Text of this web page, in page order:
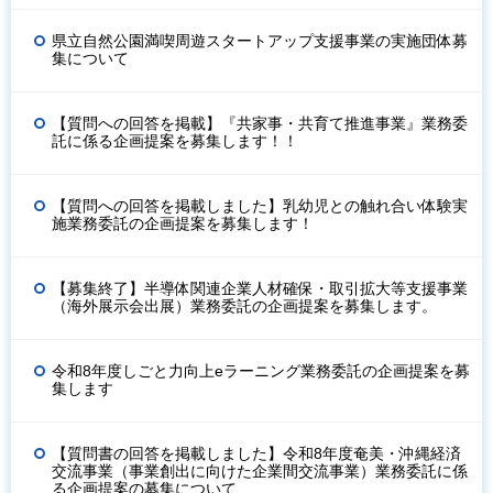
県立自然公園満喫周遊スタートアップ支援事業の実施団体募
集について
【質問への回答を掲載】『共家事・共育て推進事業』業務委
託に係る企画提案を募集します！！
【質問への回答を掲載しました】乳幼児との触れ合い体験実
施業務委託の企画提案を募集します！
【募集終了】半導体関連企業人材確保・取引拡大等支援事業
（海外展示会出展）業務委託の企画提案を募集します。
令和8年度しごと力向上eラーニング業務委託の企画提案を募
集します
【質問書の回答を掲載しました】令和8年度奄美・沖縄経済
交流事業（事業創出に向けた企業間交流事業）業務委託に係
る企画提案の募集について